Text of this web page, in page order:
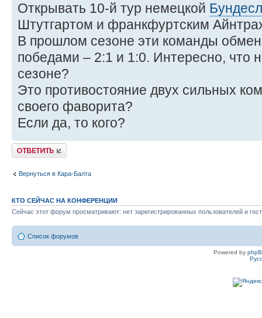
Открывать 10-й тур немецкой
Штутгартом и франкфуртским
В прошлом сезоне эти команды
победами – 2:1 и 1:0. Интересно, что
сезоне?
Это противостояние двух сильных
своего фаворита?
Если да, то кого?
Ответить
Вернуться в Кара-Балта
КТО СЕЙЧАС НА КОНФЕРЕНЦИИ
Сейчас этот форум просматривают: нет зарегистрированных пользователей и
Список форумов
Powered by